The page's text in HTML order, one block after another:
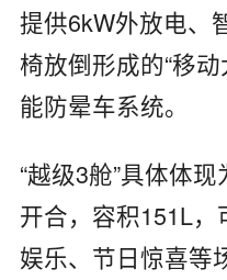
提供6kW外放电、
椅放倒形成的“移
能防晕车系统。
“越级3舱”具体体
开合，容积151L
娱乐、节日惊喜等